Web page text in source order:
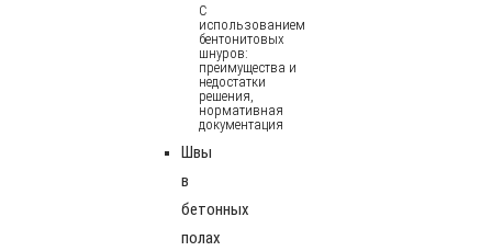
С
использованием
бентонитовых
шнуров:
преимущества и
недостатки
решения,
нормативная
документация
Швы
в
бетонных
полах